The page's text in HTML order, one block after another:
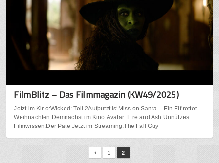
FilmBlitz – Das Filmmagazin (KW49/2025)
Jetzt im Kino:Wicked: Teil 2Aufputzt is‘Mission Santa – Ein Elf rettet
Weihnachten Demnächst im Kino:Avatar: Fire and Ash Unnützes
Filmwissen:Der Pate Jetzt im Streaming:The Fall Guy
1 2